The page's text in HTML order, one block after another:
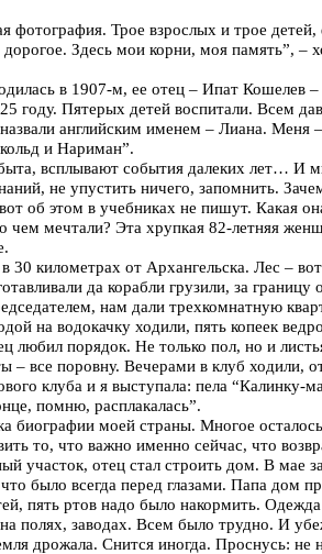
фотография. Трое взрослых и трое
Здесь мои корни, моя память”, –
в 1907-м, ее отец – Ипат Кошелев
году. Пятерых детей воспитали. Всем
английским именем – Лиана. Меня
и Нариман”.
всплывают события далеких лет… И
не упустить ничего, запомнить.
об этом в учебниках не пишут. Какая
чем мечтали? Эта хрупкая 82-летняя
30 километрах от Архангельска. Лес –
да корабли грузили, за
нам дали трехкомнатную
на водокачку ходили, пять копеек
любил порядок. Не только пол, но и
– все поровну. Вечерами в клуб ходили,
клуба и я выступала: пела “Калинку-
помню, расплакалась”.
биографии моей страны. Многое
то, что важно именно сейчас, что
участок, отец стал строить дом. В мае
было всегда перед глазами. Папа
пять ртов надо было накормить.
полях, заводах. Всем было трудно. И
дрожала. Снится иногда. Проснусь: